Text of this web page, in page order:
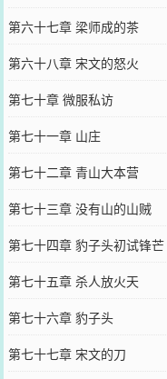
第六十七章 梁师成的茶
第六十八章 宋文的怒火
第七十章 微服私访
第七十一章 山庄
第七十二章 青山大本营
第七十三章 没有山的山贼
第七十四章 豹子头初试锋芒
第七十五章 杀人放火天
第七十六章 豹子头
第七十七章 宋文的刀